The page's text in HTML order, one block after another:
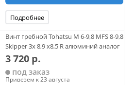
Подробнее
Винт гребной Tohatsu M 6-9,8 MFS 8-9,8
Skipper 3х 8,9 х8,5 R алюминий аналог
3 720 р.
под заказ
Привезем к 23 августа